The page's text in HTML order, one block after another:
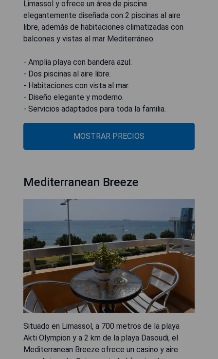
Limassol y ofrece un área de piscina
elegantemente diseñada con 2 piscinas al aire
libre, además de habitaciones climatizadas con
balcones y vistas al mar Mediterráneo.
- Amplia playa con bandera azul.
- Dos piscinas al aire libre.
- Habitaciones con vista al mar.
- Diseño elegante y moderno.
- Servicios adaptados para toda la familia.
MOSTRAR PRECIOS
Mediterranean Breeze
Situado en Limassol, a 700 metros de la playa
Akti Olympion y a 2 km de la playa Dasoudi, el
Mediterranean Breeze ofrece un casino y aire